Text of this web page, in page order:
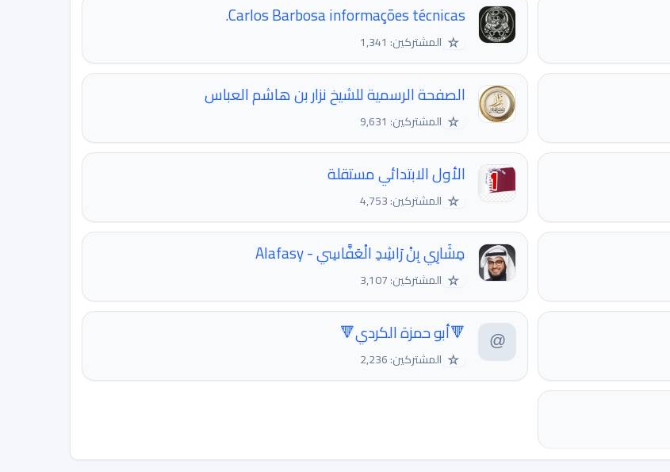
Carlos Barbosa informações técnicas.
☆ المشتركين: 1,341
الصفحة الرسمية للشيخ نزار بن هاشم العباس
☆ المشتركين: 9,631
الأول الابتدائي مستقلة
☆ المشتركين: 4,753
مِشَارِي بِنْ رَاشِدِ الْعَفَّاسِي - Alafasy
☆ المشتركين: 3,107
🔻أبو حمزة الكردي🔻
☆ المشتركين: 2,236